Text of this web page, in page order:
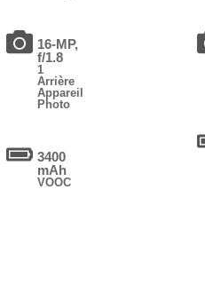
16-MP,
f/1.8
1
Arrière
Appareil
Photo
3400
mAh
VOOC